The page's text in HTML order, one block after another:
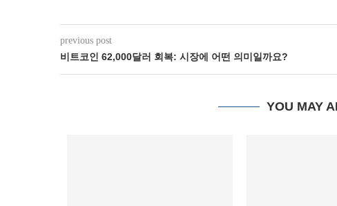
previous post
비트코인 62,000달러 회복: 시장에 어떤 의미일까요?
YOU MAY